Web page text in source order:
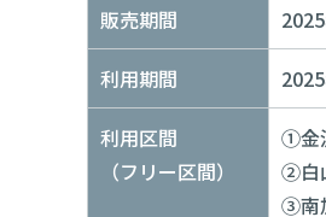
販売期間
利用期間
利用区間
（フリー区間）
①金
②白
③南